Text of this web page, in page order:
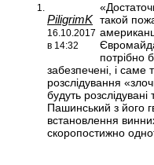
PiligrimK
16.10.2017
в 14:32
такой
потрібно
забезпечені, і саме
розслідування
будуть
Пашинський з його
встановлення
скоропостижно